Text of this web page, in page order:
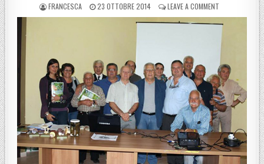
POSTED BY
FRANCESCA POSTED ON
23 OTTOBRE 2014 LEAVE A COMMENTON MOTTA